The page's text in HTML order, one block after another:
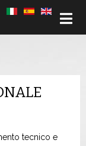
tecnico e